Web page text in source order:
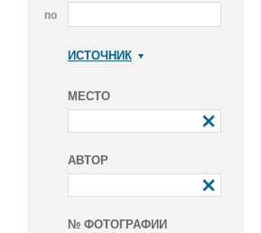
по
ИСТОЧНИК
МЕСТО
АВТОР
№ ФОТОГРАФИИ